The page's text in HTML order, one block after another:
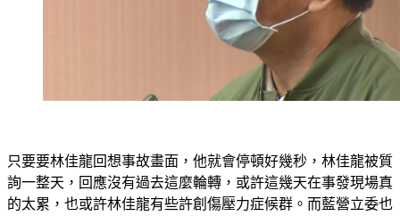
只要要林佳龍回想事故畫面，他就會停頓好幾秒，林佳龍被質
詢一整天，回應沒有過去這麼輪轉，或許這幾天在事發現場真